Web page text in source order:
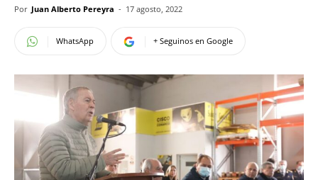
Por Juan Alberto Pereyra - 17 agosto, 2022
WhatsApp + Seguinos en Google